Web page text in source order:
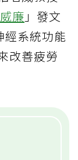
廉 」發文
經系統功能
改善疲勞